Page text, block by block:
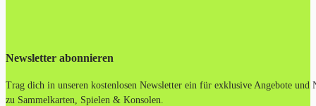
Newsletter abonnieren
Trag dich in unseren kostenlosen Newsletter ein für exklusive Angebote und
zu Sammelkarten, Spielen & Konsolen.